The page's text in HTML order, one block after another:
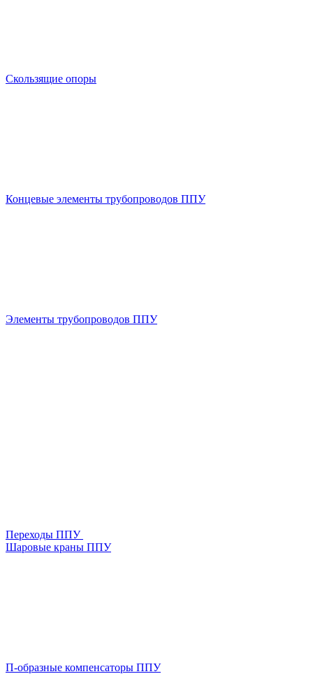
Скользящие опоры
Концевые элементы трубопроводов ППУ
Элементы трубопроводов ППУ
Переходы ППУ
Шаровые краны ППУ
П-образные компенсаторы ППУ